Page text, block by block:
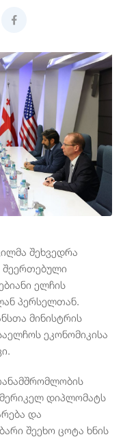
შეხვედრა
შეერთებული
ელჩის
პერსელთან.
მინისტრის
ეკონომიკისა
დიპლომატს
და
შეეხო ცოტა ხნის